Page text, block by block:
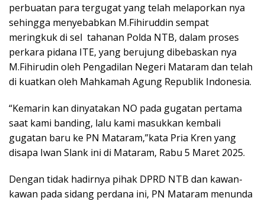
perbuatan para tergugat yang telah melaporkan nya
sehingga menyebabkan M.Fihiruddin sempat
meringkuk di sel tahanan Polda NTB, dalam proses
perkara pidana ITE, yang berujung dibebaskan nya
M.Fihirudin oleh Pengadilan Negeri Mataram dan telah
di kuatkan oleh Mahkamah Agung Republik Indonesia.
“Kemarin kan dinyatakan NO pada gugatan pertama
saat kami banding, lalu kami masukkan kembali
gugatan baru ke PN Mataram,”kata Pria Kren yang
disapa Iwan Slank ini di Mataram, Rabu 5 Maret 2025.
Dengan tidak hadirnya pihak DPRD NTB dan kawan-
kawan pada sidang perdana ini, PN Mataram menunda